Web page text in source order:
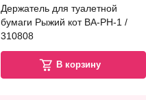
Держатель для туалетной
бумаги Рыжий кот BA-PH-1 /
310808
В корзину